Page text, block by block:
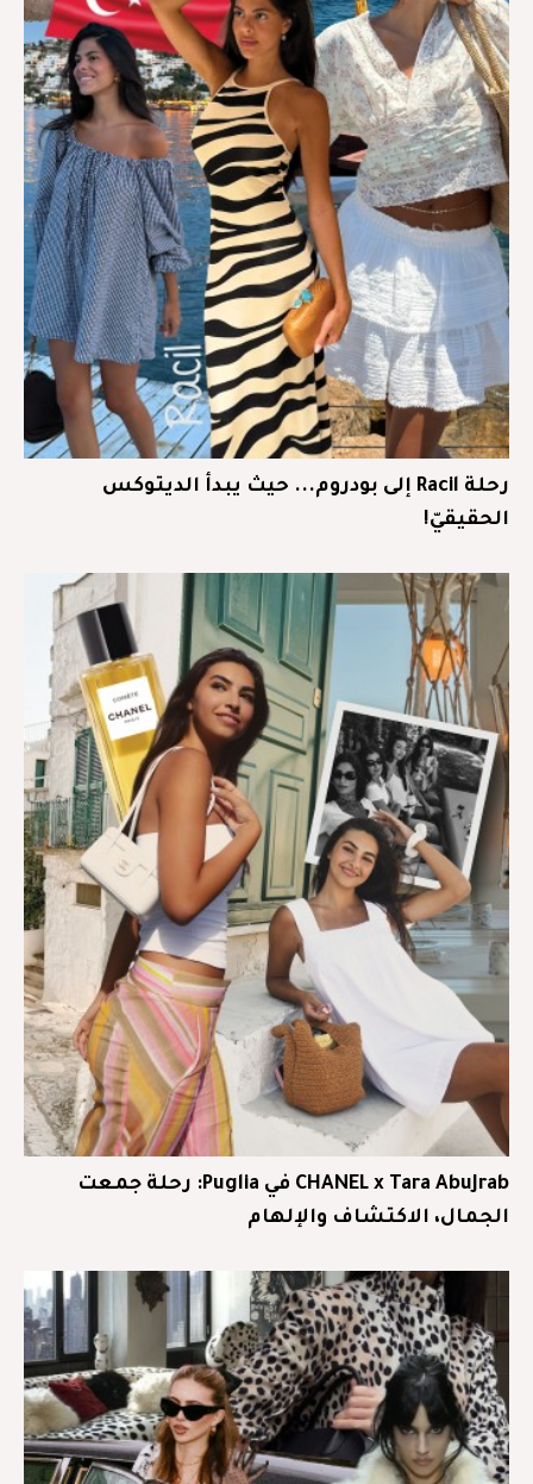
رحلة Racil إلى بودروم... حيث يبدأ الديتوكس
الحقيقيّ!
CHANEL x Tara AbuJrab في Puglia: رحلة جمعت
الجمال، الاكتشاف والإلهام